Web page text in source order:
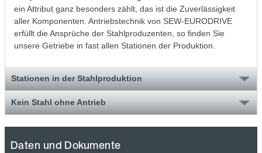
ein Attribut ganz besonders zählt, das ist die Zuverlässigkeit
aller Komponenten. Antriebstechnik von SEW-EURODRIVE
erfüllt die Ansprüche der Stahlproduzenten, so finden Sie
unsere Getriebe in fast allen Stationen der Produktion.
Stationen in der Stahlproduktion
Kein Stahl ohne Antrieb
Daten und Dokumente